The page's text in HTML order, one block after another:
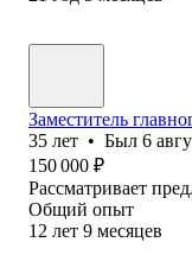
Заместитель
35 лет • Был 6
150 000 ₽
Рассматривает
Общий опыт
12 лет 9 месяцев